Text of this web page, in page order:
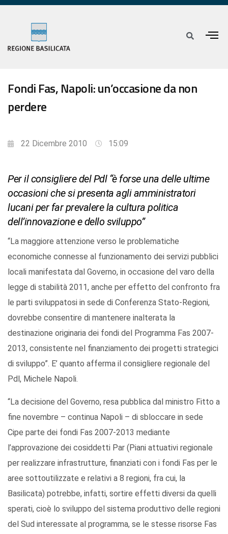
Fondi Fas, Napoli: un’occasione da non
perdere
22 Dicembre 2010 15:09
Per il consigliere del Pdl “è forse una delle ultime
occasioni che si presenta agli amministratori
lucani per far prevalere la cultura politica
dell’innovazione e dello sviluppo”
“La maggiore attenzione verso le problematiche
economiche connesse al funzionamento dei servizi pubblici
locali manifestata dal Governo, in occasione del varo della
legge di stabilità 2011, anche per effetto del confronto fra
le parti sviluppatosi in sede di Conferenza Stato-Regioni,
dovrebbe consentire di mantenere inalterata la
destinazione originaria dei fondi del Programma Fas 2007-
2013, consistente nel finanziamento dei progetti strategici
di sviluppo”. E’ quanto afferma il consigliere regionale del
Pdl, Michele Napoli.
“La decisione del Governo, resa pubblica dal ministro Fitto a
fine novembre – continua Napoli – di sbloccare in sede
Cipe parte dei fondi Fas 2007-2013 mediante
l’approvazione dei cosiddetti Par (Piani attuativi regionale
per realizzare infrastrutture, finanziati con i fondi Fas per le
aree sottoutilizzate e relativi a 8 regioni, fra cui, la
Basilicata) potrebbe, infatti, sortire effetti diversi da quelli
sperati, cioè lo sviluppo del sistema produttivo delle regioni
del Sud interessate al programma, se le stesse risorse Fas